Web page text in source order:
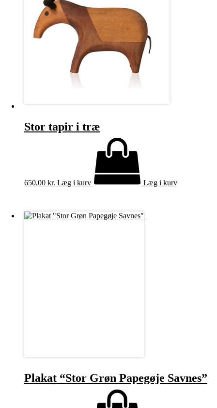
Stor tapir i træ
650,00 kr. Læg i kurv Læg i kurv
Plakat “Stor Grøn Papegøje Savnes”